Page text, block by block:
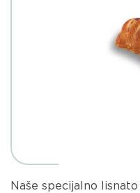
Naše specijalno